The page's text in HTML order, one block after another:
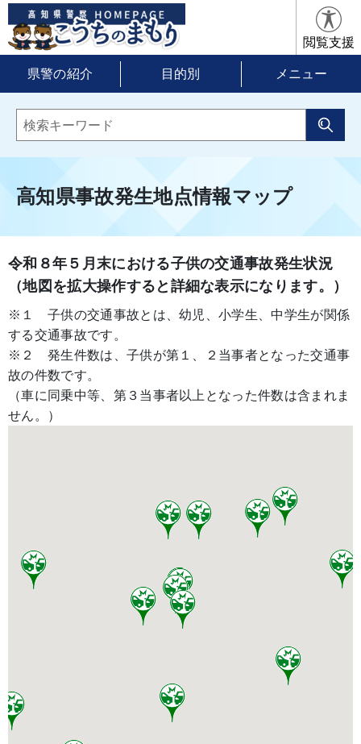
閲覧支援
県警の紹介 目的別 メニュー
高知県事故発生地点情報マップ
令和８年５月末における子供の交通事故発生状況
（地図を拡大操作すると詳細な表示になります。）
※１ 子供の交通事故とは、幼児、小学生、中学生が関係
する交通事故です。
※２ 発生件数は、子供が第１、２当事者となった交通事
故の件数です。
（車に同乗中等、第３当事者以上となった件数は含まれま
せん。）